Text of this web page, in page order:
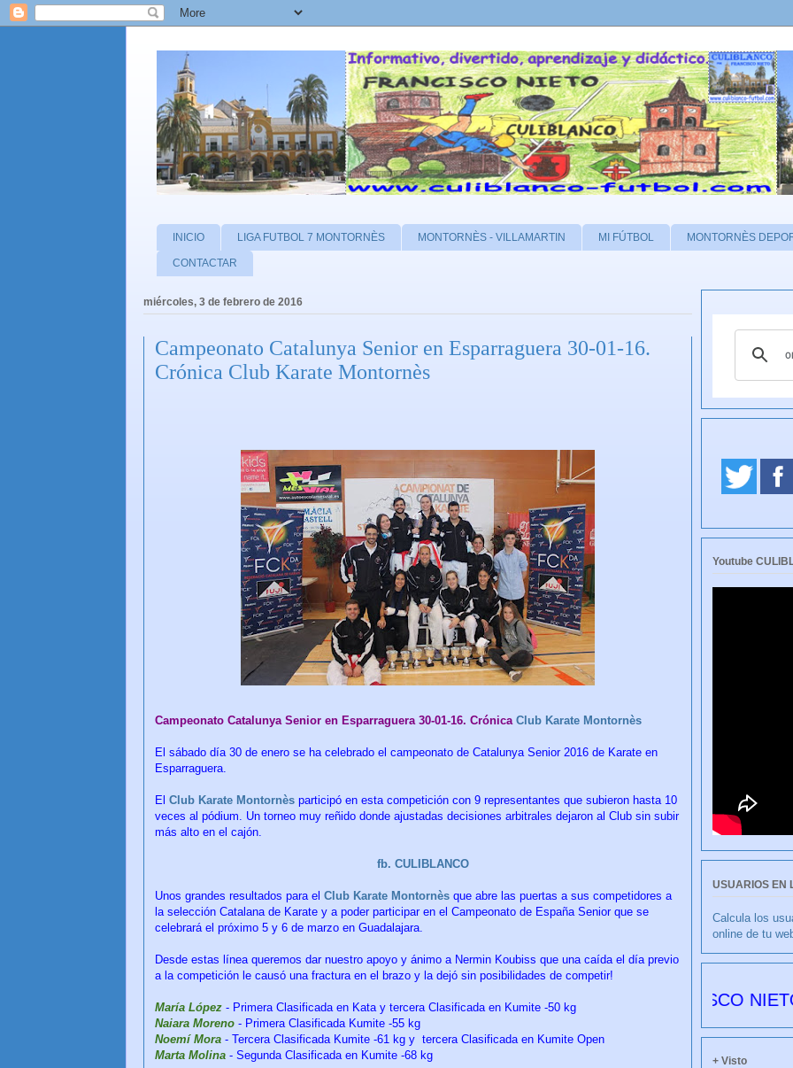
INICIO LIGA FUTBOL 7 MONTORNÈS MONTORNÈS - VILLAMARTIN MI FÚTBOL MONTORNÈS
CONTACTAR
miércoles, 3 de febrero de 2016
Campeonato Catalunya Senior en Esparraguera 30-01-16.
Crónica Club Karate Montornès
Campeonato Catalunya Senior en Esparraguera 30-01-16. Crónica Club Karate Montornès
El sábado día 30 de enero se ha celebrado el campeonato de Catalunya Senior 2016 de Karate en
Esparraguera.
El Club Karate Montornès participó en esta competición con 9 representantes que subieron hasta 10
veces al pódium. Un torneo muy reñido donde ajustadas decisiones arbitrales dejaron al Club sin subir
más alto en el cajón.
fb. CULIBLANCO
Unos grandes resultados para el Club Karate Montornès que abre las puertas a sus competidores a
la selección Catalana de Karate y a poder participar en el Campeonato de España Senior que se
celebrará el próximo 5 y 6 de marzo en Guadalajara.
Desde estas línea queremos dar nuestro apoyo y ánimo a Nermin Koubiss que una caída el día previo
a la competición le causó una fractura en el brazo y la dejó sin posibilidades de competir!
María López - Primera Clasificada en Kata y tercera Clasificada en Kumite -50 kg
Naiara Moreno - Primera Clasificada Kumite -55 kg
Noemí Mora - Tercera Clasificada Kumite -61 kg y tercera Clasificada en Kumite Open
Marta Molina - Segunda Clasificada en Kumite -68 kg
Youtube
USUARIOS EN
Calcula los
online de tu
CULIBLANCO por FRANCISCO NIETO
+ Visto